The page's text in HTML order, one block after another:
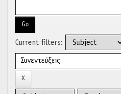
Current filters: